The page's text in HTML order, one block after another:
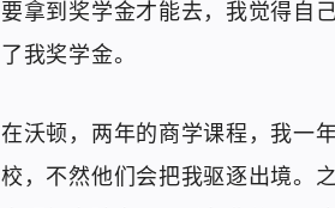
要拿到奖学金才能去，我觉得自
了我奖学金。
在沃顿，两年的商学课程，我一
校，不然他们会把我驱逐出境。